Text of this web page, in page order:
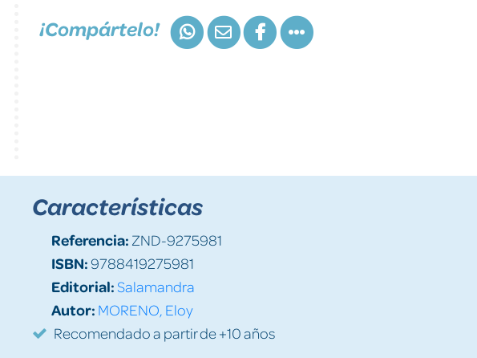
¡Compártelo!
Características
Referencia: ZND-9275981
ISBN:9788419275981
Editorial:Salamandra
Autor: MORENO, Eloy
Recomendado a partir de +10 años